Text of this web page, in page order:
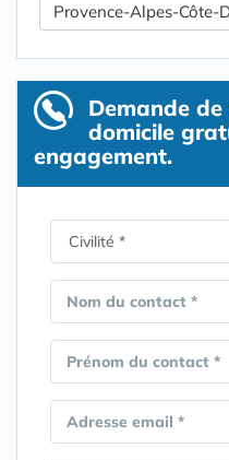
Provence-Alpes-Côte-
Demande de
domicile
engagement.
Nom du contact *
Prénom du contact *
Adresse email *